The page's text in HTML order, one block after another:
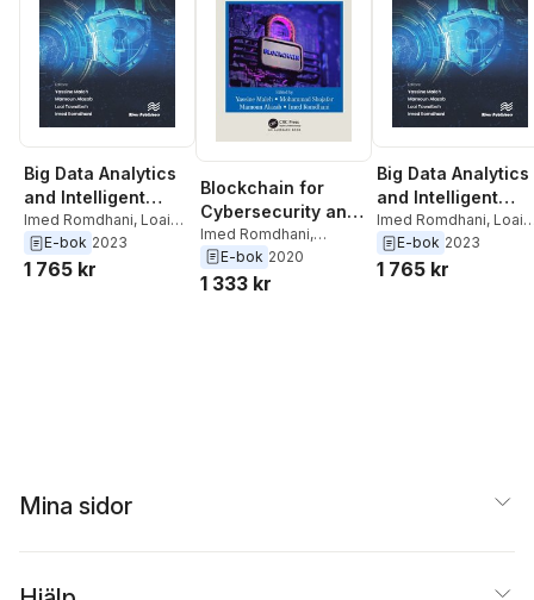
Big Data Analytics
and Intelligent
Systems for Cyber
Threat Intelligence
Imed Romdhani, Loai
Tawalbeh ,Mamoun
Alazab Yassine Maleh
E-bok 2023
1 765 kr
Blockchain for
Cybersecurity and
Privacy
Imed Romdhani,
Mamoun Alazab
Mohammad Shojafar
E-bok 2020
1 333 kr
Big Data Analytics
and Intelligent
Systems for Cyber
Threat
Imed Romdhani, Loai
Tawalbeh ,Mamoun
Alazab Yassine Maleh
E-bok 2023
1 765 kr
Mina sidor